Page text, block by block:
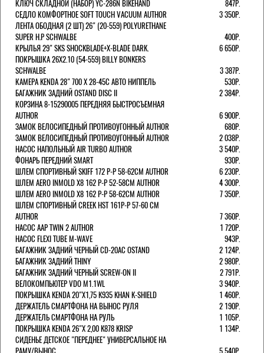
КЛЮЧ СКЛАДНОЙ (НАБОР) YC-286N BIKEHAND
847Р.
СЕДЛО КОМФОРТНОЕ SOFT TOUCH VACUUM AUTHOR
3 350Р.
ЛЕНТА ОБОДНАЯ (2 ШТ) 26" (20-559) POLYURETHANE
SUPER H.P SCHWALBE
400Р.
КРЫЛЬЯ 29" SKS SHOCKBLADE+X-BLADE DARK.
6 650Р.
ПОКРЫШКА 26X2.10 (54-559) BILLY BONKERS
SCHWALBE
3 387Р.
КАМЕРА KENDA 28" 700 Х 28-45С АВТО НИППЕЛЬ
530Р.
БАГАЖНИК ЗАДНИЙ OSTAND DISC II
2 384Р.
КОРЗИНА 8-15290005 ПЕРЕДНЯЯ БЫСТРОСЪЕМНАЯ
AUTHOR
6 900Р.
ЗАМОК ВЕЛОСИПЕДНЫЙ ПРОТИВОУГОННЫЙ AUTHOR
680Р.
ЗАМОК ВЕЛОСИПЕДНЫЙ ПРОТИВОУГОННЫЙ AUTHOR
2 038Р.
НАСОС НАПОЛЬНЫЙ AIR TURBO AUTHOR
3 540Р.
ФОНАРЬ ПЕРЕДНИЙ SMART
930Р.
ШЛЕМ СПОРТИВНЫЙ SKIFF 172 Р-Р 58-62СМ AUTHOR
6 230Р.
ШЛЕМ AERO INMOLD X8 162 Р-Р 52-58СМ AUTHOR
4 300Р.
ШЛЕМ AERO INMOLD X8 162 Р-Р 58-62СМ AUTHOR
7 350Р.
ШЛЕМ СПОРТИВНЫЙ CREEK HST 161Р-Р 57-60 СМ
AUTHOR
7 360Р.
НАСОС AAP TWIN 2 AUTHOR
1 720Р.
НАСОС FLEXI TUBE M-WAVE
943Р.
БАГАЖНИК ЗАДНИЙ ЧЕРНЫЙ СD-20AC OSTAND
2 124Р.
БАГАЖНИК ЗАДНИЙ THINY
2 980Р.
БАГАЖНИК ЗАДНИЙ ЧЕРНЫЙ SCREW-ON II
2 791Р.
ВЕЛОКОМПЬЮТЕР VDO M1.1WL
3 940Р.
ПОКРЫШКА KENDA 20"Х1,75 K935 KHAN K-SHIELD
1 460Р.
ДЕРЖАТЕЛЬ СМАРТФОНА НА ВЫНОС РУЛЯ
2 190Р.
ДЕРЖАТЕЛЬ СМАРТФОНА НА РУЛЬ
1 105Р.
ПОКРЫШКА KENDA 26"Х 2,00 K878 KRISP
1 134Р.
СИДЕНЬЕ ДЕТСКОЕ "ПЕРЕДНЕЕ" УНИВЕРСАЛЬНОЕ НА
РАМУ/ВЫНОС
5 540Р.